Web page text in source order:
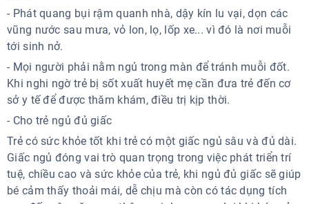
- Phát quang bụi rậm quanh nhà, dậy kín lu vại, dọn các
vũng nước sau mưa, vỏ lon, lọ, lốp xe... vì đó là nơi muỗi
tới sinh nở.
- Mọi người phải nằm ngủ trong màn để tránh muỗi đốt.
Khi nghi ngờ trẻ bị sốt xuất huyết mẹ cần đưa trẻ đến cơ
sở y tế để được thăm khám, điều trị kịp thời.
- Cho trẻ ngủ đủ giấc
Trẻ có sức khỏe tốt khi trẻ có một giấc ngủ sâu và đủ dài.
Giấc ngủ đóng vai trò quan trọng trong việc phát triển trí
tuệ, chiều cao và sức khỏe của trẻ, khi ngủ đủ giấc sẽ giúp
bé cảm thấy thoải mái, dễ chịu mà còn có tác dụng tích